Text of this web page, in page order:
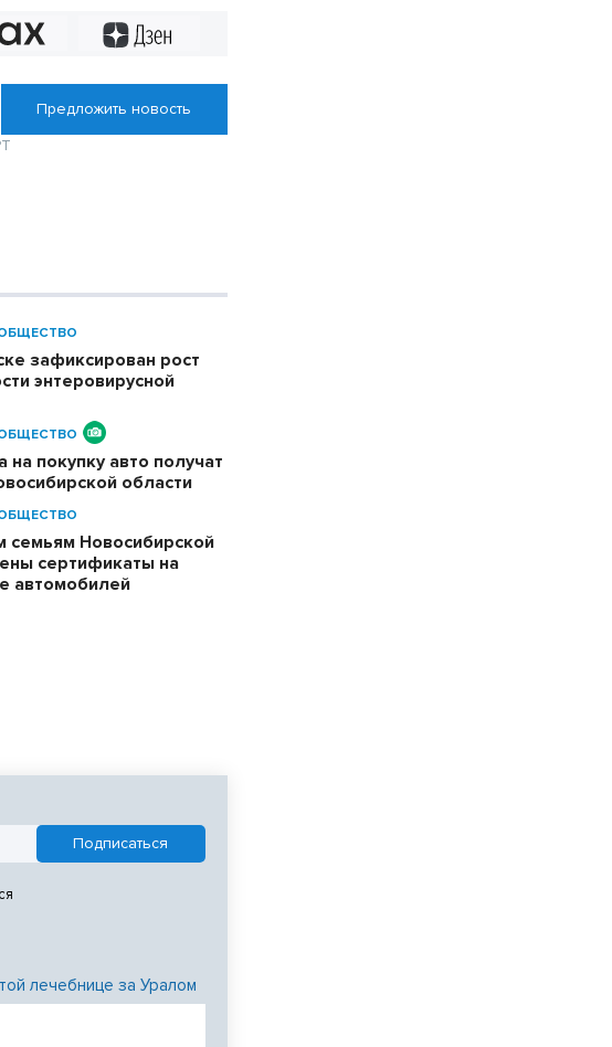
Предложить новость
зафиксирован рост
энтеровирусной
покупку авто получат
области
семьям Новосибирской
сертификаты на
автомобилей
лечебнице за Уралом